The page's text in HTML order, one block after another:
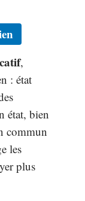
,
: état
état, bien
commun
les
plus